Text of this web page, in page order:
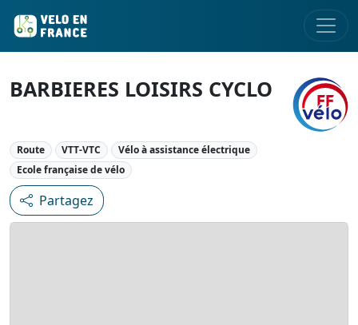
BARBIERES LOISIRS CYCLO
Route VTT-VTC
Vélo à assistance électrique
Ecole française de vélo
Partagez